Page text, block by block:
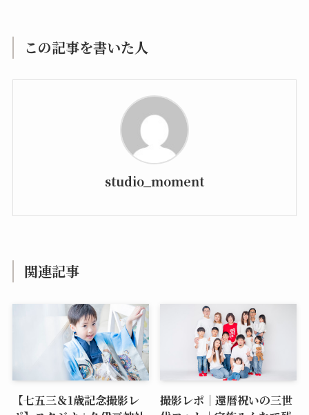
この記事を書いた人
studio_moment
関連記事
【七五三＆1歳記念撮影レ
撮影レポ｜還暦祝いの三世